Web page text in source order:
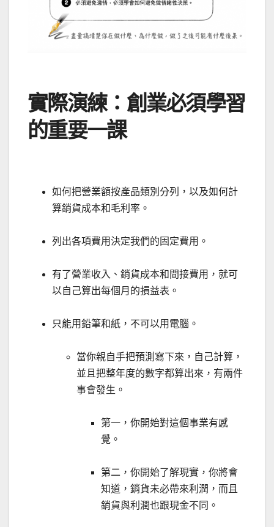
實際演練：創業必須學習
的重要一課
如何把營業額按產品類別分列，以及如何計
算銷貨成本和毛利率。
列出各項費用決定我們的固定費用。
有了營業收入、銷貨成本和間接費用，就可
以自己算出每個月的損益表。
只能用鉛筆和紙，不可以用電腦。
當你親自手把預測寫下來，自己計算，
並且把整年度的數字都算出來，有兩件
事會發生。
第一，你開始對這個事業有感
覺。
第二，你開始了解現實，你將會
知道，銷貨未必帶來利潤，而且
銷貨與利潤也跟現金不同。